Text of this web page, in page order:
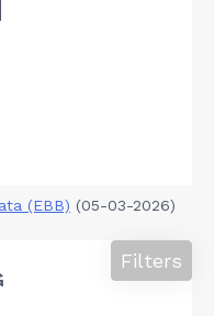
(EBB) (05-03-2026)
Filters